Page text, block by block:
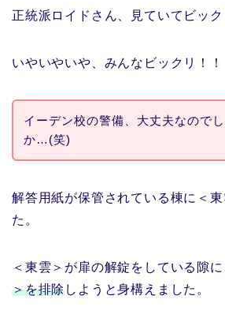
正統派ロイドさん、見ていてビック
いやいやいや、みんなビックリ！！
イーデン校の警備、大丈夫なのでし
か…(笑)
解答用紙が保管されている棟に＜
た。
＜東雲＞が扉の解錠をしている隙に
＞を排除しようと身構えました。